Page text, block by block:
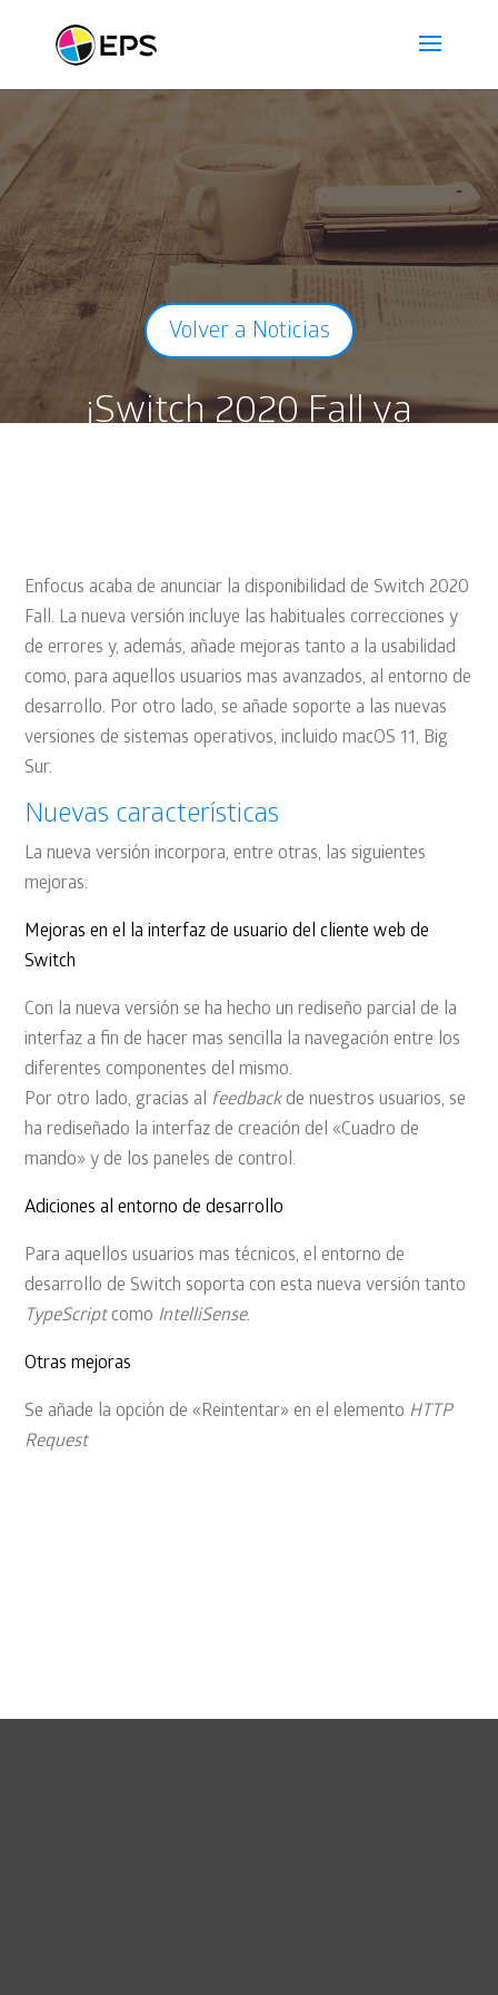
Volver a Noticias
¡Switch 2020 Fall ya
Enfocus acaba de anunciar la disponibilidad de Switch 2020
Fall. La nueva versión incluye las habituales correcciones y
de errores y, además, añade mejoras tanto a la usabilidad
como, para aquellos usuarios mas avanzados, al entorno de
desarrollo. Por otro lado, se añade soporte a las nuevas
versiones de sistemas operativos, incluido macOS 11, Big
Sur.
Nuevas características
La nueva versión incorpora, entre otras, las siguientes
mejoras:
Mejoras en el la interfaz de usuario del cliente web de
Switch
Con la nueva versión se ha hecho un rediseño parcial de la
interfaz a fin de hacer mas sencilla la navegación entre los
diferentes componentes del mismo.
Por otro lado, gracias al feedbackde nuestros usuarios, se
ha rediseñado la interfaz de creación del «Cuadro de
mando» y de los paneles de control.
Adiciones al entorno de desarrollo
Para aquellos usuarios mas técnicos, el entorno de
desarrollo de Switch soporta con esta nueva versión tanto
TypeScriptcomo IntelliSense.
Otras mejoras
Se añade la opción de «Reintentar» en el elemento HTTP
Request